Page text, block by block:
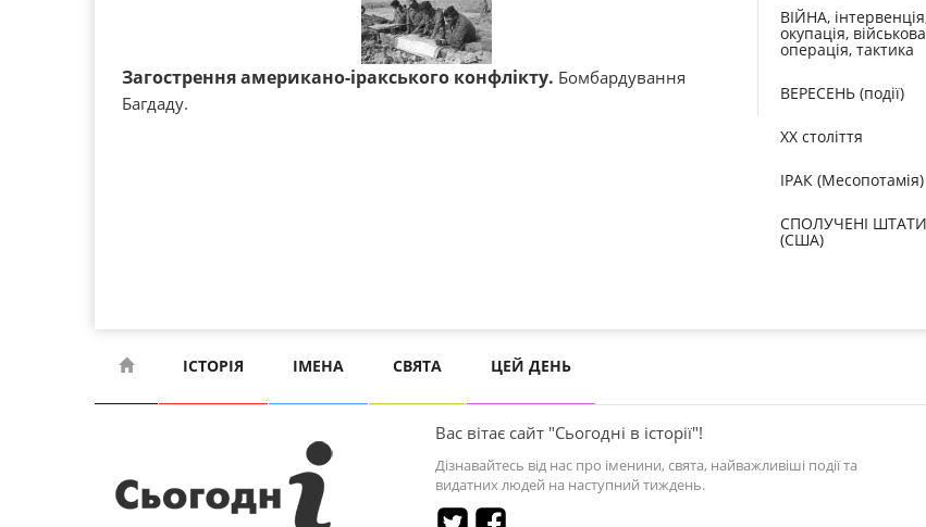
Загострення американо-іракського конфлікту. Бомбардування
Багдаду.
ВІЙНА,
окупація, військова
операція, тактика
ВЕРЕСЕНЬ (події)
XX століття
ІРАК (Месопотамія)
СПОЛУЧЕНІ ШТАТИ
(США)
ІСТОРІЯ ІМЕНА СВЯТА ЦЕЙ ДЕНЬ
Вас вітає сайт "Сьогодні в історії"!
Дізнавайтесь від нас про іменини, свята, найважливіші події та
видатних людей на наступний тиждень.